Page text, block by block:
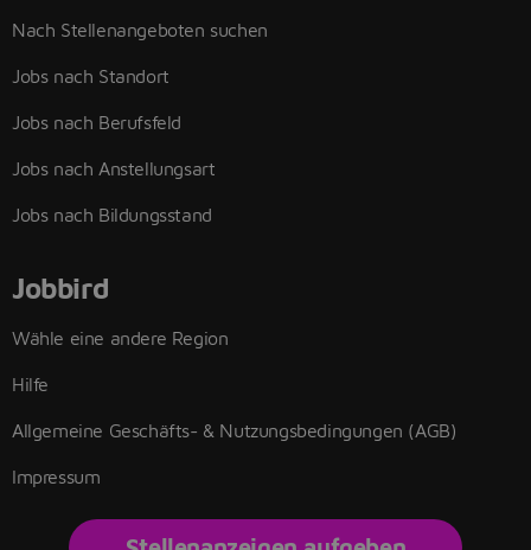
Nach Stellenangeboten suchen
Jobs nach Standort
Jobs nach Berufsfeld
Jobs nach Anstellungsart
Jobs nach Bildungsstand
Jobbird
Wähle eine andere Region
Hilfe
Allgemeine Geschäfts- & Nutzungsbedingungen (AGB)
Impressum